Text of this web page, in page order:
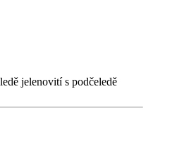
jelenovití s podčeledě